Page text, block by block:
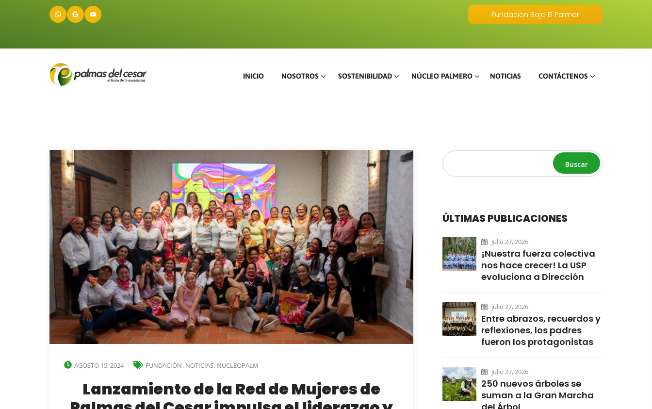
WhatsApp Google YouTube Fundación Bajo El Palmar
INICIO NOSOTROS SOSTENIBILIDAD NÚCLEO PALMERO NOTICIAS CONTÁCTENOS
AGOSTO 15, 2024 FUNDACIÓN, NOTICIAS, NUCLEOPALM
Lanzamiento de la Red de Mujeres de
Buscar
ÚLTIMAS PUBLICACIONES
julio 27, 2026
¡Nuestra fuerza colectiva
nos hace crecer! La USP
evoluciona a Dirección
julio 27, 2026
Entre abrazos, recuerdos y
reflexiones, los padres
fueron los protagonistas
julio 27, 2026
250 nuevos árboles se
suman a la Gran Marcha